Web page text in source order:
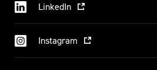
LinkedIn
Instagram